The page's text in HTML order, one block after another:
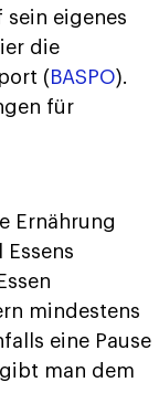
eigenes
die
( BASPO).
für
Ernährung
mindestens
eine Pause
man dem